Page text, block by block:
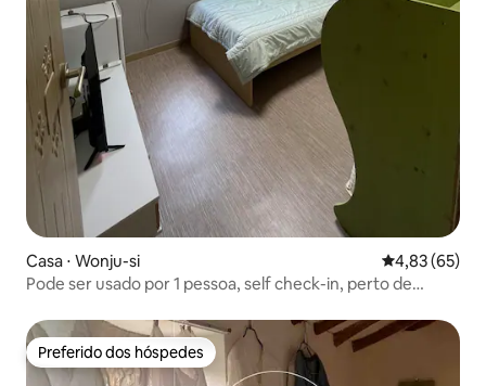
Casa ⋅ Wonju-si 4,83 de uma
4,83 (65)
Pode ser usado por 1 pessoa, self check-in, perto de
Preferido dos hóspedes
Preferido dos hóspedes